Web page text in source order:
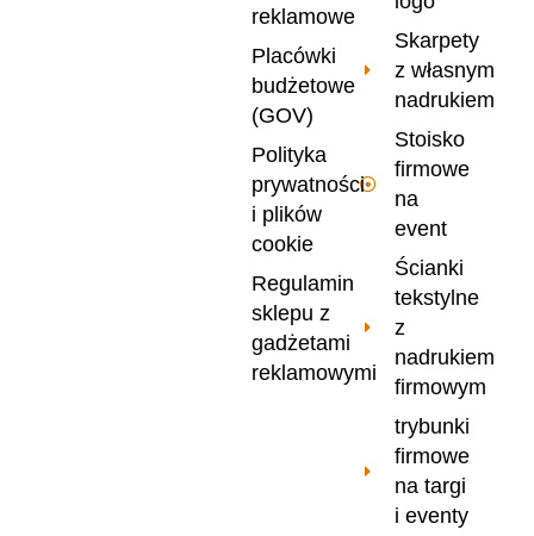
Skarpety
z własnym
nadrukiem
Stoisko
firmowe
na
event
Ścianki
tekstylne
z
nadrukiem
firmowym
trybunki
firmowe
na targi
i eventy
reklamowe
Placówki
budżetowe
(GOV)
Polityka
prywatności
i plików
cookie
Regulamin
sklepu z
gadżetami
reklamowymi